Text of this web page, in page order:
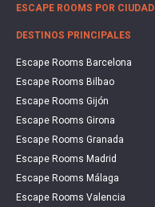
ESCAPE ROOMS POR CIUDAD
DESTINOS PRINCIPALES
Escape Rooms Barcelona
Escape Rooms Bilbao
Escape Rooms Gijón
Escape Rooms Girona
Escape Rooms Granada
Escape Rooms Madrid
Escape Rooms Málaga
Escape Rooms Valencia